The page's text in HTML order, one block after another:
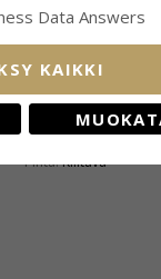
Tuoteseloste
Sormusmalli:Naisten
Karaatin:14
Jalometalli:Kulta Ja
Pinta:Kiiltävä
Data Answers
KAIKKI